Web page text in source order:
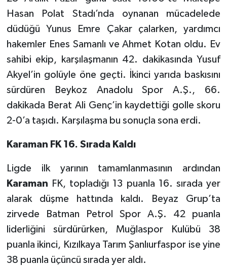
Hasan Polat Stadı’nda oynanan mücadelede
düdüğü Yunus Emre Çakar çalarken, yardımcı
hakemler Enes Samanlı ve Ahmet Kotan oldu. Ev
sahibi ekip, karşılaşmanın 42. dakikasında Yusuf
Akyel’in golüyle öne geçti. İkinci yarıda baskısını
sürdüren Beykoz Anadolu Spor A.Ş., 66.
dakikada Berat Ali Genç’in kaydettiği golle skoru
2-0’a taşıdı. Karşılaşma bu sonuçla sona erdi.
Karaman FK 16. Sırada Kaldı
Ligde ilk yarının tamamlanmasının ardından
Karaman FK, topladığı 13 puanla 16. sırada yer
alarak düşme hattında kaldı. Beyaz Grup’ta
zirvede Batman Petrol Spor A.Ş. 42 puanla
liderliğini sürdürürken, Muğlaspor Kulübü 38
puanla ikinci, Kızılkaya Tarım Şanlıurfaspor ise yine
38 puanla üçüncü sırada yer aldı.